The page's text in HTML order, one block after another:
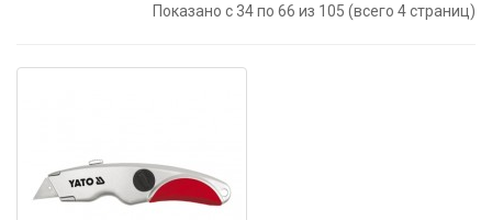
Показано с 34 по 66 из 105 (всего 4 страниц)